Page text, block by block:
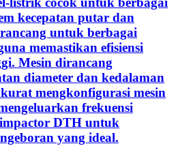
kecepatan putar dan
untuk berbagai
memastikan efisiensi
Mesin dirancang
diameter dan kedalaman
mengkonfigurasi mesin
frekuensi
DTH untuk
yang ideal.